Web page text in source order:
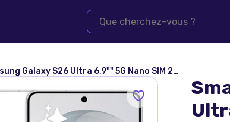
Galaxy S26 Ultra 6,9"" 5G Nano SIM 256 Go Blanc